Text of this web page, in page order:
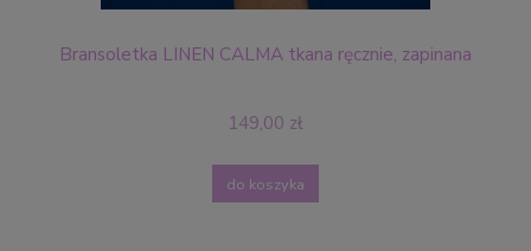
Bransoletka LINEN CALMA tkana ręcznie, zapinana
149,00 zł
do koszyka